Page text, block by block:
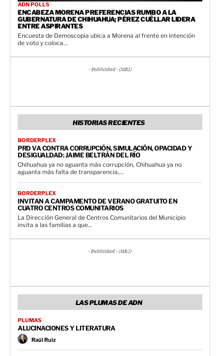
ADN POLLS
ENCABEZA MORENA PREFERENCIAS RUMBO A LA
GUBERNATURA DE CHIHUAHUA; PÉREZ CUÉLLAR LIDERA
ENTRE ASPIRANTES
Encuesta de Demoscopia ubica a Morena al frente en intención
de voto y coloca...
- Publicidad - (MR1)
HISTORIAS RECIENTES
BORDERPLEX
PRD VA CONTRA CORRUPCIÓN, SIMULACIÓN, OPACIDAD Y
DESIGUALDAD: JAIME BELTRÁN DEL RÍO
Chihuahua ya no aguanta más corrupción, Chihuahua ya no
aguanta más falta de transparencia,...
BORDERPLEX
INVITAN A CAMPAMENTO DE VERANO GRATUITO EN
CUATRO CENTROS COMUNITARIOS
La Dirección General de Centros Comunitarios del Municipio
invita a las familias a que...
- Publicidad - (MR2)
LAS PLUMAS DE ADN
PLUMAS
ALUCINACIONES Y LITERATURA
Raúl Ruiz